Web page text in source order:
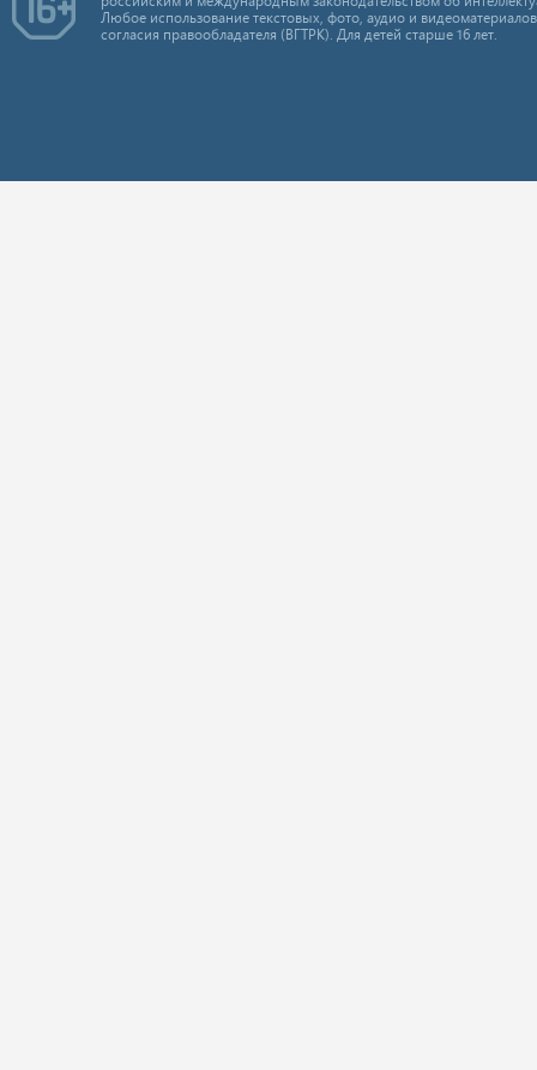
Любое использование текстовых, фото, аудио и
согласия правообладателя (ВГТРК). Для детей старше 16 лет.